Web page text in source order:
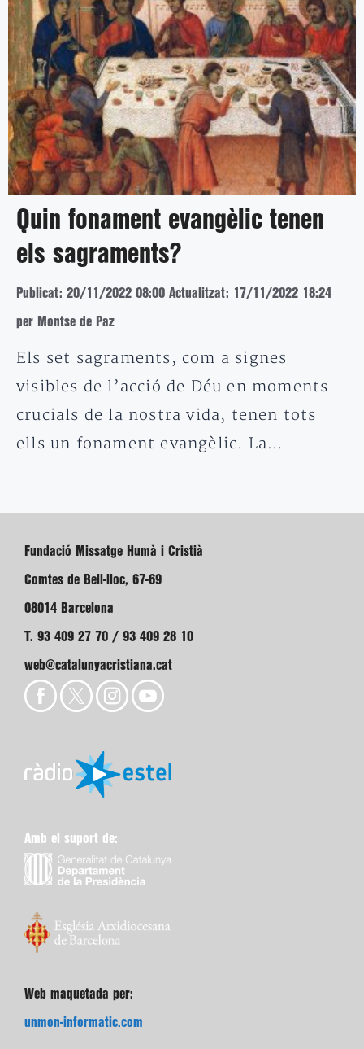
Quin fonament evangèlic tenen
els sagraments?
Publicat: 20/11/2022 08:00 Actualitzat: 17/11/2022 18:24
per Montse de Paz
Els set sagraments, com a signes
visibles de l’acció de Déu en moments
crucials de la nostra vida, tenen tots
ells un fonament evangèlic. La…
Fundació Missatge Humà i Cristià
Comtes de Bell-lloc, 67-69
08014 Barcelona
T. 93 409 27 70 / 93 409 28 10
web@catalunyacristiana.cat
Amb el suport de:
Web maquetada per:
unmon-informatic.com